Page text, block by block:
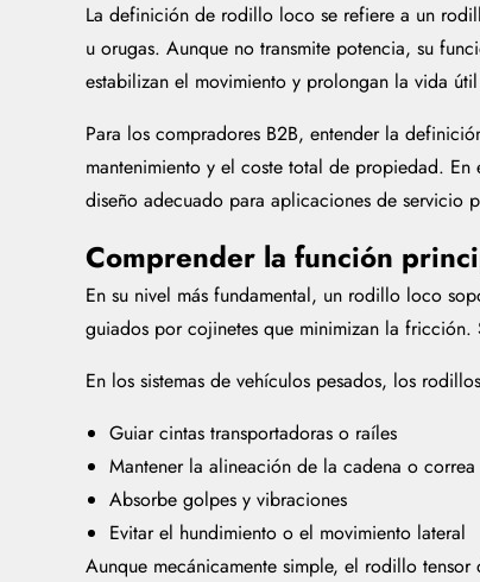
La definición de rodillo loco se refiere a un
u orugas. Aunque no transmite potencia, su
estabilizan el movimiento y prolongan la vida
Para los compradores B2B, entender la
mantenimiento y el coste total de propiedad.
diseño adecuado para aplicaciones de servicio
Comprender la función
En su nivel más fundamental, un rodillo loco
guiados por cojinetes que minimizan la fricción.
En los sistemas de vehículos pesados, los
Guiar cintas transportadoras o raíles
Mantener la alineación de la cadena o correa
Absorbe golpes y vibraciones
Evitar el hundimiento o el movimiento lateral
Aunque mecánicamente simple, el rodillo